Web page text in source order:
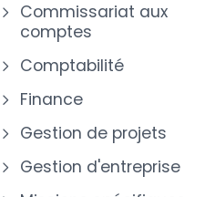
Commissariat aux
comptes
Comptabilité
Finance
Gestion de projets
Gestion d'entreprise